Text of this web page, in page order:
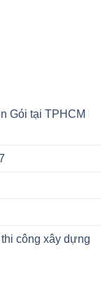
Gói tại TPHCM
công xây dựng